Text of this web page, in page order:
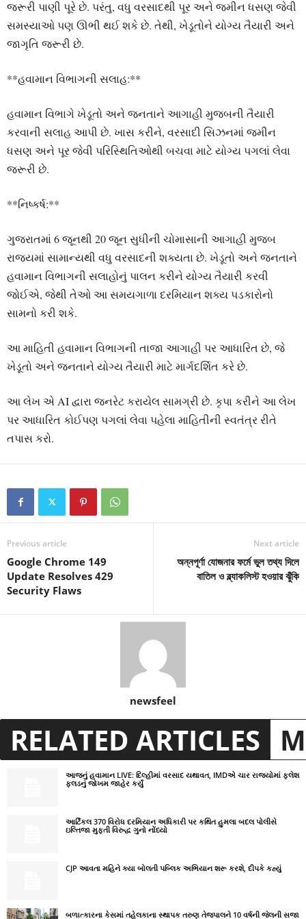
જરૂરી પાણી પૂરે છે. પરંતુ, વધુ વરસાદથી પૂર અને જમીન ધસણ જેવી
સમસ્યાઓ પણ ઊભી થઈ શકે છે. તેથી, ખેડૂતોને યોગ્ય તૈયારી અને
જાગૃતિ જરૂરી છે.
**હવામાન વિભાગની સલાહ:**
હવામાન વિભાગે ખેડૂતો અને જનતાને આગાહી મુજબની તૈયારી
કરવાની સલાહ આપી છે. ખાસ કરીને, વરસાદી સિઝનમાં જમીન
ધસણ અને પૂર જેવી પરિસ્થિતિઓથી બચવા માટે યોગ્ય પગલાં લેવા
જરૂરી છે.
**નિષ્કર્ષ:**
ગુજરાતમાં 6 જૂનથી 20 જૂન સુધીની ચોમાસાની આગાહી મુજબ
રાજ્યમાં સામાન્યથી વધુ વરસાદની શક્યતા છે. ખેડૂતો અને જનતાને
હવામાન વિભાગની સલાહોનું પાલન કરીને યોગ્ય તૈયારી કરવી
જોઈએ, જેથી તેઓ આ સમયગાળા દરમિયાન શક્ય પડકારોનો
સામનો કરી શકે.
આ માહિતી હવામાન વિભાગની તાજા આગાહી પર આધારિત છે, જે
ખેડૂતો અને જનતાને યોગ્ય તૈયારી માટે માર્ગદર્શિત કરે છે.
આ લેખ એ AI દ્વારા જનરેટ કરાયેલ સામગ્રી છે. કૃપા કરીને આ લેખ
પર આધારિત કોઈપણ પગલાં લેવા પહેલા માહિતીની સ્વતંત્ર રીતે
તપાસ કરો.
Previous article
Google Chrome 149
Update Resolves 429
Security Flaws
Next article
অন্নপূর্ণা যোজনার ফর্মে ভুল তথ্য দিলে
বাতিল ও ব্ল্যাকলিস্ট হওয়ার ঝুঁকি
newsfeel
RELATED ARTICLES
આજનું હવામાન LIVE: દિલ્હીમાં વરસાદ યથાવત, IMDએ ચાર રાજ્યોમાં ફ્લેશ
ફ્લડનું જોખમ જાહેર કર્યું
આર્ટિકલ 370 વિરોધ દરમિયાન અધિકારી પર કથિત હુમલા બદલ પોલીસે
ઇલ્તિજા મુફ્તી વિરુદ્ધ ગુનો નોંધ્યો
CJP આવતા મહિને ક્યા બોલતી પબ્લિક અભિયાન શરૂ કરશે, દીપકે કહ્યું
બળાત્કારના કેસમાં તહેલકાના સ્થાપક તરુણ તેજપાલને 10 વર્ષની જેલની સજા